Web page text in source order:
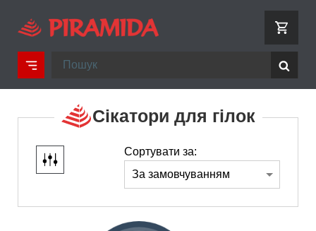
Сікатори для гілок
Сортувати за: